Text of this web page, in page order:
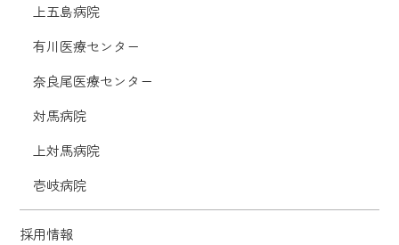
上五島病院
有川医療センター
奈良尾医療センター
対馬病院
上対馬病院
壱岐病院
採用情報